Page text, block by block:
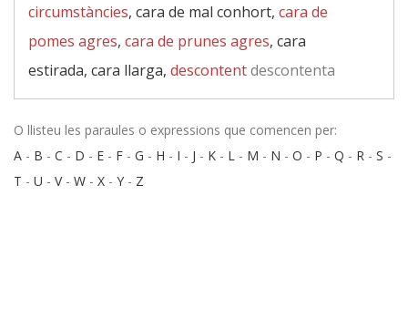
circumstàncies, cara de mal conhort, cara de
pomes agres, cara de prunes agres, cara
estirada, cara llarga, descontentdescontenta
O llisteu les paraules o expressions que comencen per:
A - B - C - D - E - F - G - H - I - J - K - L - M - N - O - P - Q - R - S -
T - U - V- W - X - Y - Z